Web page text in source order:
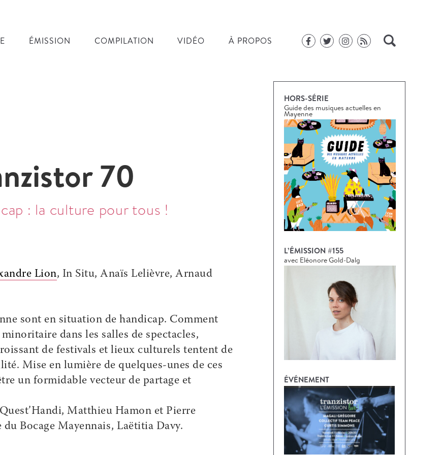
ÉMISSION COMPILATION VIDÉO À PROPOS
70
: la culture pour tous !
Lion, In Situ, Anaïs Lelièvre, Arnaud
sont en situation de handicap. Comment
dans les salles de spectacles,
de festivals et lieux culturels tentent de
Mise en lumière de quelques-unes de ces
un formidable vecteur de partage et
Matthieu Hamon et Pierre
Bocage Mayennais, Laëtitia Davy.
HORS-SÉRIE
Guide des musiques actuelles en
Mayenne
L’ÉMISSION #155
avec Eléonore Gold-Dalg
ÉVÉNEMENT